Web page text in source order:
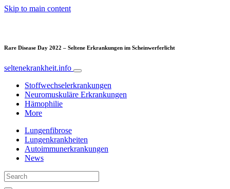
Skip to main content
Rare Disease Day 2022 – Seltene Erkrankungen im Scheinwerferlicht
seltenekrankheit.info
Stoffwechselerkrankungen
Neuromuskuläre Erkrankungen
Hämophilie
More
Lungenfibrose
Lungenkrankheiten
Autoimmunerkrankungen
News